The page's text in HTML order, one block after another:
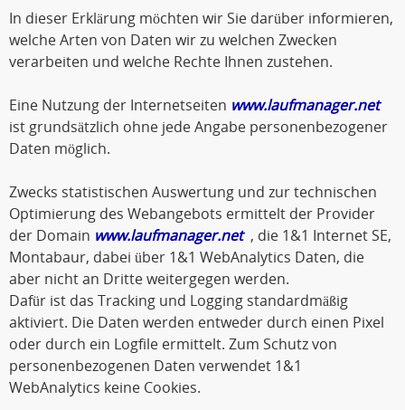
In dieser Erklärung möchten wir Sie darüber informieren,
welche Arten von Daten wir zu welchen Zwecken
verarbeiten und welche Rechte Ihnen zustehen.
Eine Nutzung der Internetseiten www.laufmanager.net
ist grundsätzlich ohne jede Angabe personenbezogener
Daten möglich.
Zwecks statistischen Auswertung und zur technischen
Optimierung des Webangebots ermittelt der Provider
der Domain www.laufmanager.net, die 1&1 Internet SE,
Montabaur, dabei über 1&1 WebAnalytics Daten, die
aber nicht an Dritte weitergegen werden.
Dafür ist das Tracking und Logging standardmäßig
aktiviert. Die Daten werden entweder durch einen Pixel
oder durch ein Logfile ermittelt. Zum Schutz von
personenbezogenen Daten verwendet 1&1
WebAnalytics keine Cookies.